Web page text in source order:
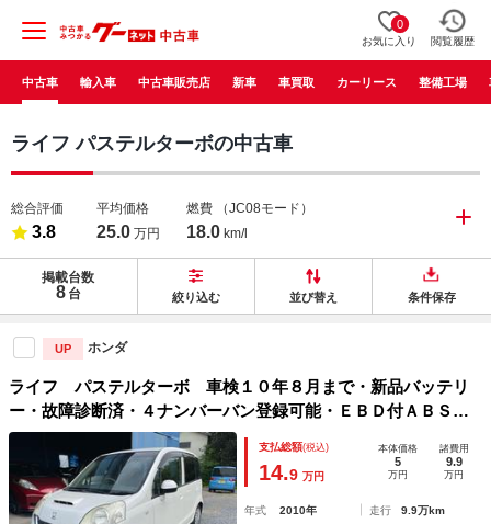
0
お気に入り 閲覧履歴
中古車 輸入車 中古車販売店 新車 車買取 カーリース 整備工場
ライフ パステルターボの中古車
総合評価
3.8
平均価格
25.0 万円
燃費 （JC08モード）
18.0 km/l
掲載台数
8 台 絞り込む 並び替え 条件保存
UP ホンダ
ライフ パステルターボ 車検１０年８月まで・新品バッテリ
ー・故障診断済・４ナンバーバン登録可能・ＥＢＤ付ＡＢＳ・
バックカメラ・キーフリー・オートエアコン・ミラーヒータ
ー・パワステ・冷暖房・シート高さ調整・下取現状・ターボ
支払総額(税込)
14.9 万円
本体価格
5
万円
諸費用
9.9
万円
年式 2010年 走行
9.9万km